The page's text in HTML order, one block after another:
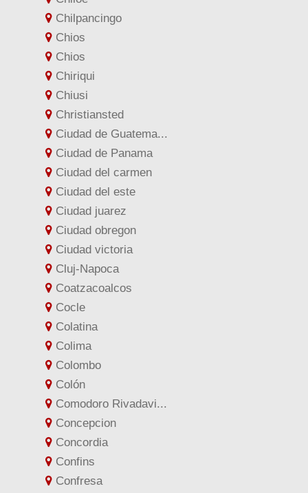
Chilpancingo
Chios
Chios
Chiriqui
Chiusi
Christiansted
Ciudad de Guatema...
Ciudad de Panama
Ciudad del carmen
Ciudad del este
Ciudad juarez
Ciudad obregon
Ciudad victoria
Cluj-Napoca
Coatzacoalcos
Cocle
Colatina
Colima
Colombo
Colón
Comodoro Rivadavi...
Concepcion
Concordia
Confins
Confresa